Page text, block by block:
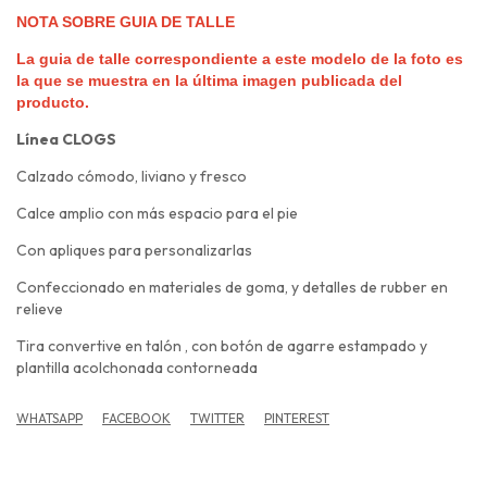
NOTA SOBRE GUIA DE TALLE
La guia de talle correspondiente a este modelo de la foto es
la que se muestra en la última imagen publicada del
producto.
Línea CLOGS
Calzado cómodo, liviano y fresco
Calce amplio con más espacio para el pie
Con apliques para personalizarlas
Confeccionado en materiales de goma, y detalles de rubber en
relieve
Tira convertive en talón , con botón de agarre estampado y
plantilla acolchonada contorneada
WHATSAPP FACEBOOK TWITTER PINTEREST